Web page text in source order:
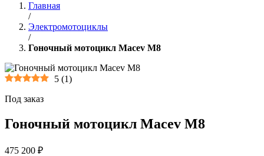
Главная
/
Электромотоциклы
/
Гоночный мотоцикл Macev M8
5 (1)
Под заказ
Гоночный мотоцикл Macev M8
475 200 ₽